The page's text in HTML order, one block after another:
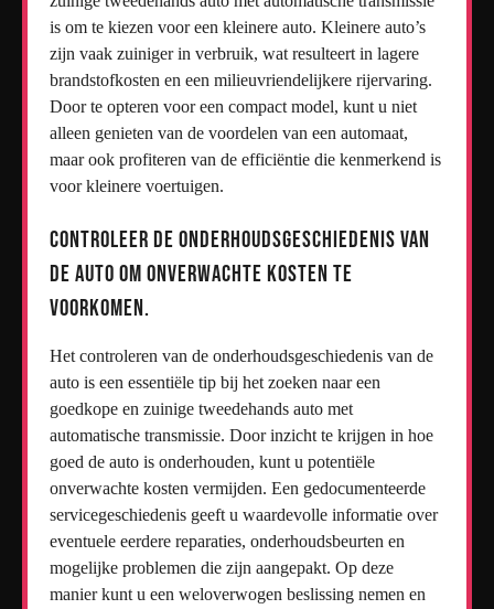
is om te kiezen voor een kleinere auto. Kleinere auto’s
zijn vaak zuiniger in verbruik, wat resulteert in lagere
brandstofkosten en een milieuvriendelijkere rijervaring.
Door te opteren voor een compact model, kunt u niet
alleen genieten van de voordelen van een automaat,
maar ook profiteren van de efficiëntie die kenmerkend is
voor kleinere voertuigen.
Controleer de onderhoudsgeschiedenis van
de auto om onverwachte kosten te
voorkomen.
Het controleren van de onderhoudsgeschiedenis van de
auto is een essentiële tip bij het zoeken naar een
goedkope en zuinige tweedehands auto met
automatische transmissie. Door inzicht te krijgen in hoe
goed de auto is onderhouden, kunt u potentiële
onverwachte kosten vermijden. Een gedocumenteerde
servicegeschiedenis geeft u waardevolle informatie over
eventuele eerdere reparaties, onderhoudsbeurten en
mogelijke problemen die zijn aangepakt. Op deze
manier kunt u een weloverwogen beslissing nemen en